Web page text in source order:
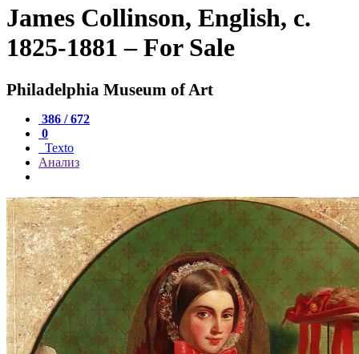
James Collinson, English, c.
1825-1881 – For Sale
Philadelphia Museum of Art
386 / 672
0
Texto
Анализ